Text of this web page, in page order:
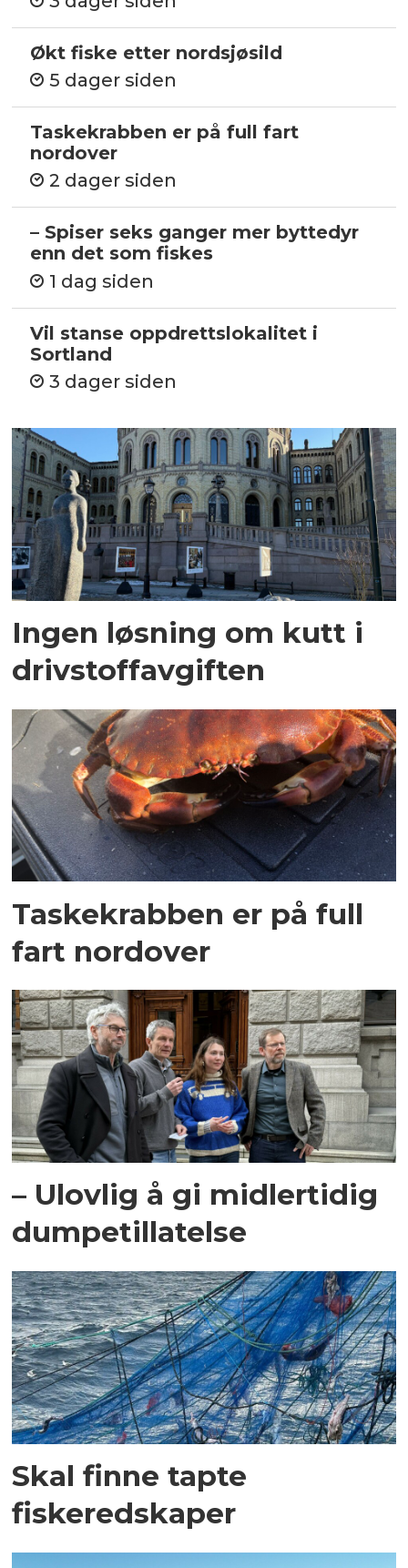
Økt fiske etter nordsjøsild
5 dager siden
Taskekrabben er på full fart
nordover
2 dager siden
– Spiser seks ganger mer byttedyr
enn det som fiskes
1 dag siden
Vil stanse oppdrettslokalitet i
Sortland
3 dager siden
Ingen løsning om kutt i
drivstoffavgiften
Taskekrabben er på full
fart nordover
– Ulovlig å gi midlertidig
dumpetillatelse
Skal finne tapte
fiskeredskaper